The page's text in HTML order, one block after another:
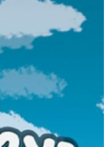
דמנציה: המדריך